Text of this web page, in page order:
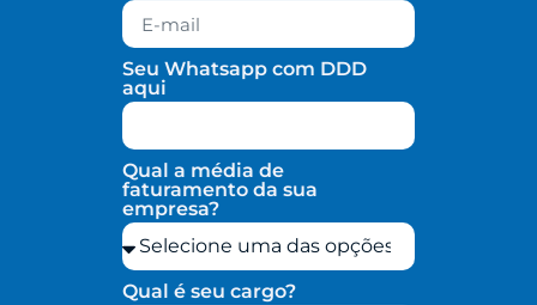
Seu Whatsapp com DDD
aqui
Qual a média de
faturamento da sua
empresa?
Qual é seu cargo?